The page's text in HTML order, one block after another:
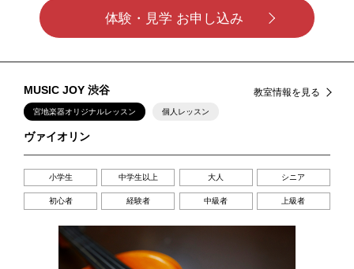
体験・見学 お申し込み
MUSIC JOY 渋谷 教室情報を見る
宮地楽器オリジナルレッスン 個人レッスン
ヴァイオリン
小学生 中学生以上 大人 シニア
初心者 経験者 中級者 上級者